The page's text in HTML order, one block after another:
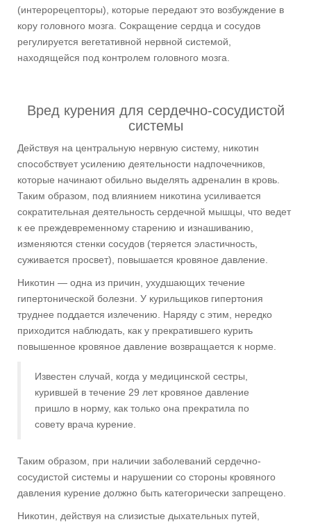
(интерорецепторы), которые передают это возбуждение в
кору головного мозга. Сокращение сердца и сосудов
регулируется вегетативной нервной системой,
находящейся под контролем головного мозга.
Вред курения для сердечно-сосудистой
системы
Действуя на центральную нервную систему, никотин
способствует усилению деятельности надпочечников,
которые начинают обильно выделять адреналин в кровь.
Таким образом, под влиянием никотина усиливается
сократительная деятельность сердечной мышцы, что ведет
к ее преждевременному старению и изнашиванию,
изменяются стенки сосудов (теряется эластичность,
суживается просвет), повышается кровяное давление.
Никотин — одна из причин, ухудшающих течение
гипертонической болезни. У курильщиков гипертония
труднее поддается излечению. Наряду с этим, нередко
приходится наблюдать, как у прекратившего курить
повышенное кровяное давление возвращается к норме.
Известен случай, когда у медицинской сестры,
курившей в течение 29 лет кровяное давление
пришло в норму, как только она прекратила по
совету врача курение.
Таким образом, при наличии заболеваний сердечно-
сосудистой системы и нарушении со стороны кровяного
давления курение должно быть категорически запрещено.
Никотин, действуя на слизистые дыхательных путей,